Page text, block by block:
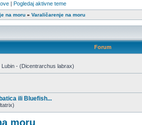
| Pogledaj aktivne teme
na moru » Varaličarenje na moru
Forum
- (Dicentrarchus labrax)
ili Bluefish...
moru